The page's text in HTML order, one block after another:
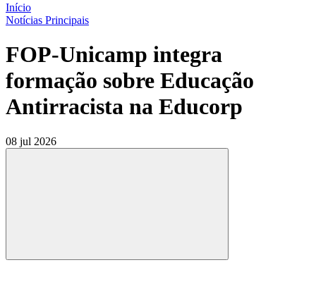
Início
Notícias Principais
FOP-Unicamp integra
formação sobre Educação
Antirracista na Educorp
08 jul 2026
Compartilhar